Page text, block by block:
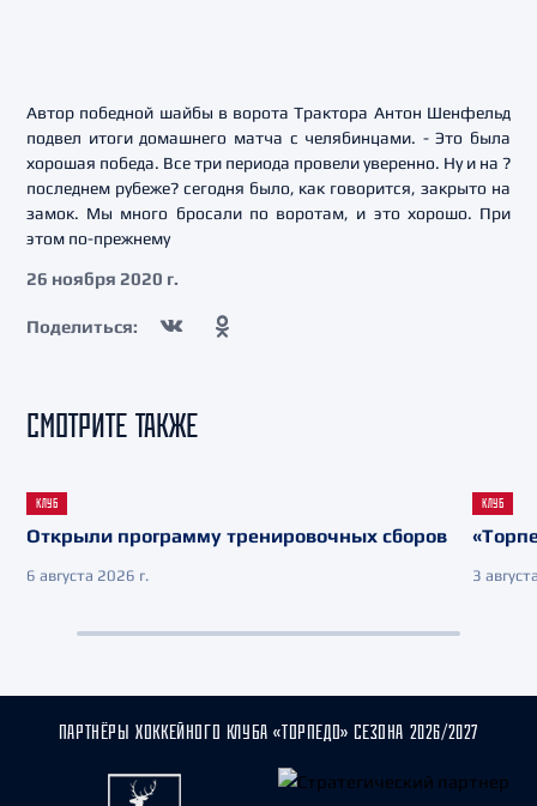
Автор победной шайбы в ворота Трактора Антон Шенфельд
подвел итоги домашнего матча с челябинцами. - Это была
хорошая победа. Все три периода провели уверенно. Ну и на ?
последнем рубеже? сегодня было, как говорится, закрыто на
замок. Мы много бросали по воротам, и это хорошо. При
этом по-прежнему
26 ноября 2020 г.
Поделиться:
СМОТРИТЕ ТАКЖЕ
КЛУБ
Открыли программу тренировочных сборов
6 августа 2026 г.
КЛУБ
3
ПАРТНЁРЫ ХОККЕЙНОГО КЛУБА «ТОРПЕДО» СЕЗОНА 2026/2027